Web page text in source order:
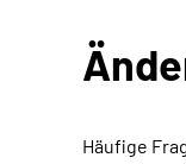
Häufige